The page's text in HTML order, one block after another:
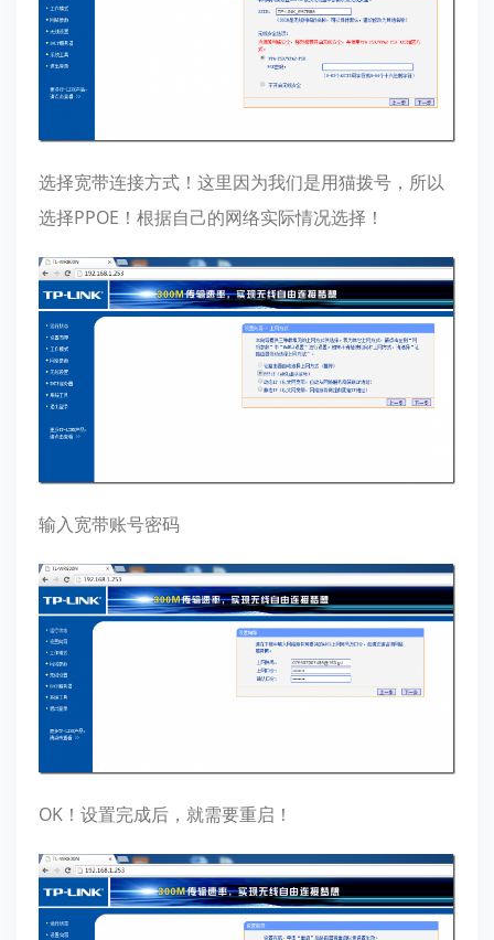
选择宽带连接方式！这里因为我们是用猫拨号，所以
选择PPOE！根据自己的网络实际情况选择！
输入宽带账号密码
OK！设置完成后，就需要重启！